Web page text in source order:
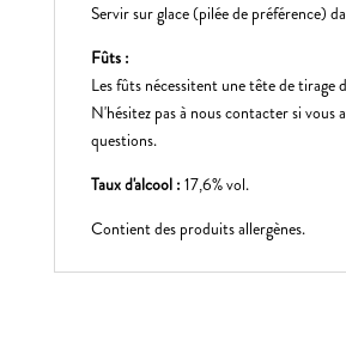
Servir sur glace (pilée de préférence)
Fûts :
Les fûts nécessitent une tête de tirage
N'hésitez pas à nous contacter si vous
questions.
Taux d'alcool : 17,6% vol.
Contient des produits allergènes.